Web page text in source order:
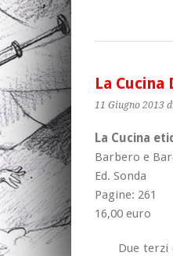
La Cucina
11 Giugno 2013
La Cucina
Barbero e
Ed. Sonda
Pagine: 261
16,00 euro
Due terzi